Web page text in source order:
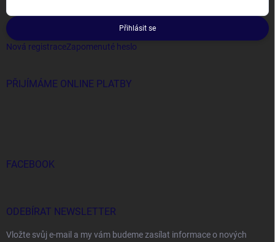
Přihlásit se
Nová registraceZapomenuté heslo
PŘIJÍMÁME ONLINE PLATBY
FACEBOOK
ODEBÍRAT NEWSLETTER
Vložte svůj e-mail a my vám budeme zasílat informace o nových